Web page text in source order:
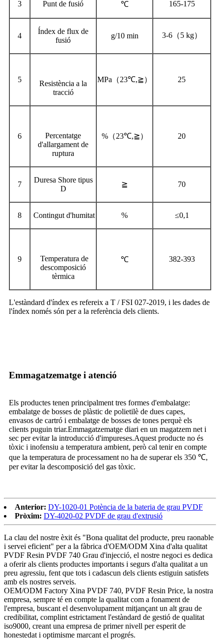
3 Punt de fusió ℃ 165-175
4
Índex de flux de
fusió
g/10 min 3-6（5 kg）
5
Resistència a la
tracció
MPa （23℃,≧） 25
6
Percentatge
d'allargament de
ruptura
%（23℃,≧） 20
7
Duresa Shore tipus
D
≧ 70
8 Contingut d'humitat % ≤0,1
9
Temperatura de
descomposició
tèrmica
℃ 382-393
L'estàndard d'índex es refereix a T / FSI 027-2019, i les dades de
l'índex només són per a la referència dels clients.
Emmagatzematge i atenció
Els productes tenen principalment tres formes d'embalatge:
embalatge de bosses de plàstic de polietilè de dues capes,
envasos de cartró i embalatge de bosses de tones perquè els
clients puguin triar.Emmagatzematge diari en un magatzem net i
sec per evitar la introducció d'impureses.Aquest producte no és
tòxic i inofensiu a temperatura ambient, però cal tenir en compte
que la temperatura de processament no ha de superar els 350 ℃,
per evitar la descomposició del gas tòxic.
Anterior: DY-1020-01 Potència de la bateria de grau PVDF
Pròxim: DY-4020-02 PVDF de grau d'extrusió
La clau del nostre èxit és "Bona qualitat del producte, preu raonable
i servei eficient" per a la fàbrica d'OEM/ODM Xina d'alta qualitat
PVDF Resin PVDF 740 Grau d'injecció, el nostre negoci es dedica
a oferir als clients productes importants i segurs d'alta qualitat a un
preu agressiu, fent que tots i cadascun dels clients estiguin satisfets
amb els nostres serveis.
OEM/ODM Factory Xina PVDF 740, PVDF Resin Price, la nostra
empresa, sempre té en compte la qualitat com a fonament de
l'empresa, buscant el desenvolupament mitjançant un alt grau de
credibilitat, complint estrictament l'estàndard de gestió de qualitat
iso9000, creant una empresa de primer nivell per esperit de
honestedat i optimisme marcant el progrés.